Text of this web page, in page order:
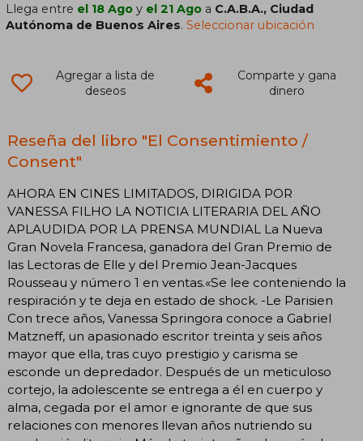
Llega entre el 18 Ago y el 21 Ago a C.A.B.A., Ciudad
Autónoma de Buenos Aires.Seleccionar ubicación
Agregar a lista de
deseos
Comparte y gana
dinero
Reseña del libro "El Consentimiento /
Consent"
AHORA EN CINES LIMITADOS, DIRIGIDA POR
VANESSA FILHO LA NOTICIA LITERARIA DEL AÑO
APLAUDIDA POR LA PRENSA MUNDIAL La Nueva
Gran Novela Francesa, ganadora del Gran Premio de
las Lectoras de Elle y del Premio Jean-Jacques
Rousseau y número 1 en ventas.«Se lee conteniendo la
respiración y te deja en estado de shock. -Le Parisien
Con trece años, Vanessa Springora conoce a Gabriel
Matzneff, un apasionado escritor treinta y seis años
mayor que ella, tras cuyo prestigio y carisma se
esconde un depredador. Después de un meticuloso
cortejo, la adolescente se entrega a él en cuerpo y
alma, cegada por el amor e ignorante de que sus
relaciones con menores llevan años nutriendo su